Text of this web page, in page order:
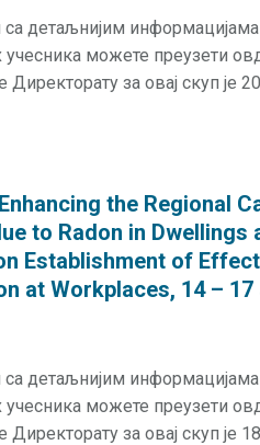
са детаљнијим
учесника можете преузети
Директорату за овај скуп је
the Regional
to Radon in Dwellings
Establishment of
at Workplaces, 14 –
са детаљнијим
учесника можете преузети
Директорату за овај скуп је